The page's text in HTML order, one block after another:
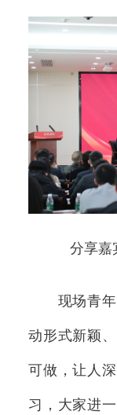
分享嘉
现场青年
动形式新颖
可做，让人
习，大家进